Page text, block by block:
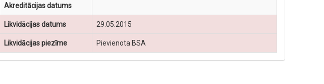
Akreditācijas datums
Likvidācijas datums 29.05.2015
Likvidācijas piezīme Pievienota BSA